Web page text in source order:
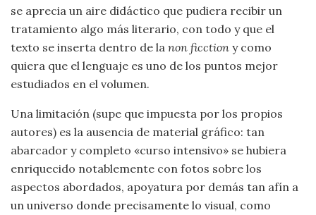
se aprecia un aire didáctico que pudiera recibir un
tratamiento algo más literario, con todo y que el
texto se inserta dentro de la non ficction y como
quiera que el lenguaje es uno de los puntos mejor
estudiados en el volumen.
Una limitación (supe que impuesta por los propios
autores) es la ausencia de material gráfico: tan
abarcador y completo «curso intensivo» se hubiera
enriquecido notablemente con fotos sobre los
aspectos abordados, apoyatura por demás tan afín a
un universo donde precisamente lo visual, como